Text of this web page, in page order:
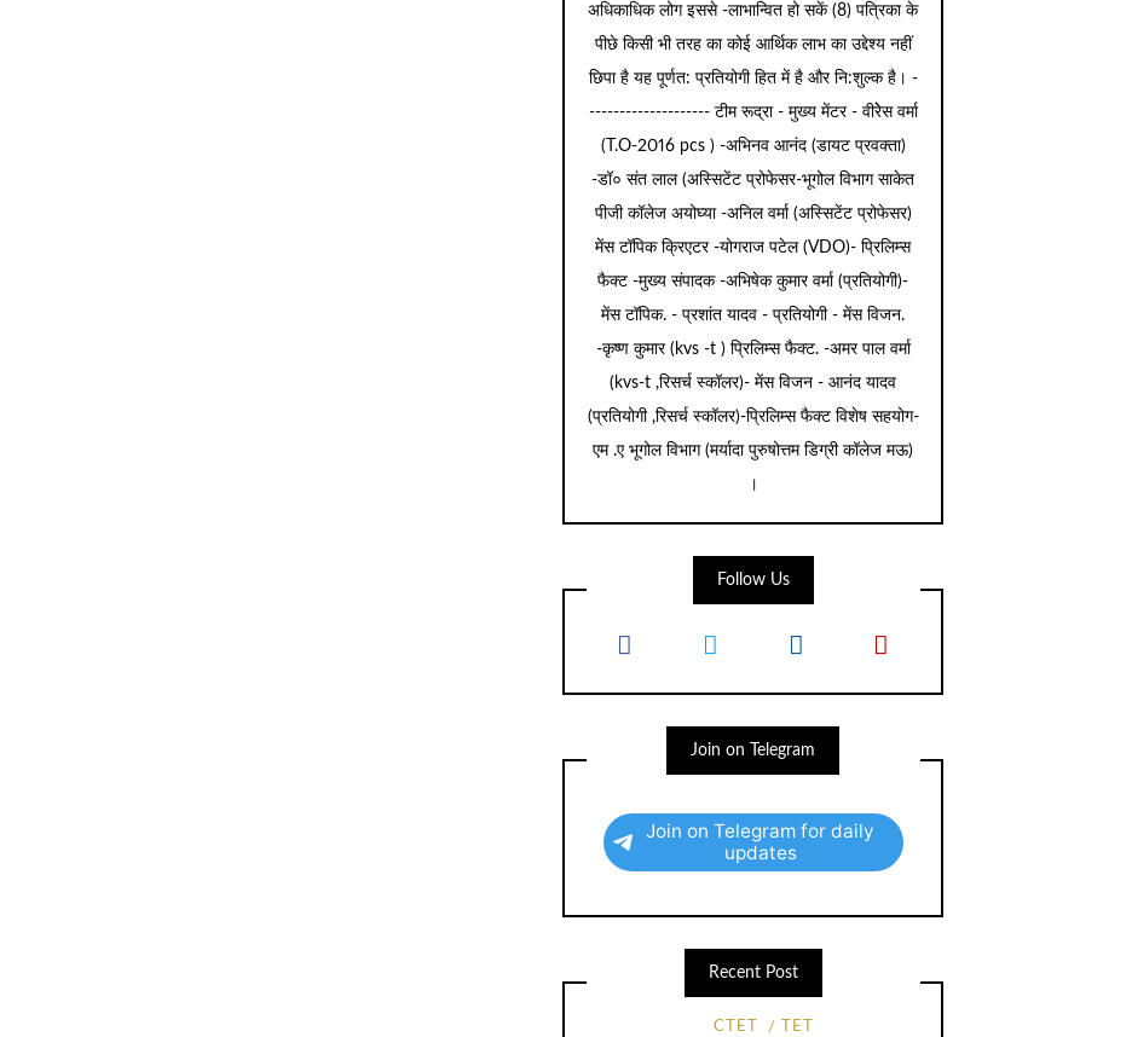
अधिकाधिक लोग इससे -लाभान्वित हो सकें (8) पत्रिका के
पीछे किसी भी तरह का कोई आर्थिक लाभ का उद्देश्य नहीं
छिपा है यह पूर्णत: प्रतियोगी हित में है और नि:शुल्क है। -
-------------------- टीम रूद्रा - मुख्य मेंटर - वीरेेस वर्मा
(T.O-2016 pcs ) -अभिनव आनंद (डायट प्रवक्ता)
-डॉ० संत लाल (अस्सिटेंट प्रोफेसर-भूगोल विभाग साकेत
पीजी कॉलेज अयोघ्या -अनिल वर्मा (अस्सिटेंट प्रोफेसर)
मेंस टॉपिक क्रिएटर -योगराज पटेल (VDO)- प्रिलिम्स
फैक्ट -मुख्य संपादक -अभिषेक कुमार वर्मा (प्रतियोगी)-
मेंस टॉपिक. - प्रशांत यादव - प्रतियोगी - मेंस विजन.
-कृष्ण कुमार (kvs -t ) प्रिलिम्स फैक्ट. -अमर पाल वर्मा
(kvs-t ,रिसर्च स्कॉलर)- मेंस विजन - आनंद यादव
(प्रतियोगी ,रिसर्च स्कॉलर)-प्रिलिम्स फैक्ट विशेष सहयोग-
एम .ए भूगोल विभाग (मर्यादा पुरुषोत्तम डिग्री कॉलेज मऊ)
।
Follow Us
Join on Telegram
Join on Telegram for daily
updates
Recent Post
CTET TET